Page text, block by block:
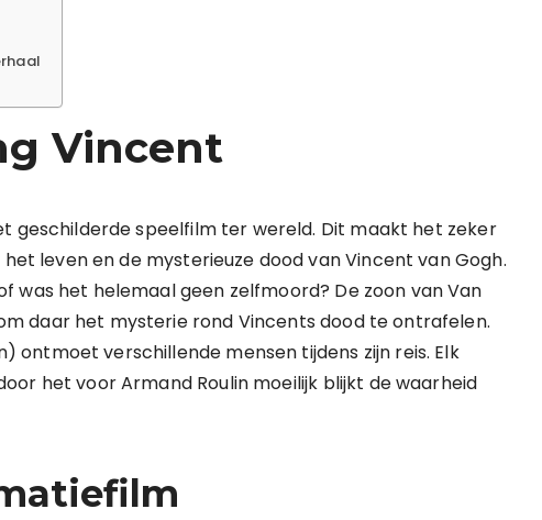
Vincent
geschilderde speelfilm ter wereld. Dit maakt het zeker
leven en de mysterieuze dood van Vincent van Gogh.
was het helemaal geen zelfmoord? De zoon van Van
daar het mysterie rond Vincents dood te ontrafelen.
ontmoet verschillende mensen tijdens zijn reis. Elk
het voor Armand Roulin moeilijk blijkt de waarheid